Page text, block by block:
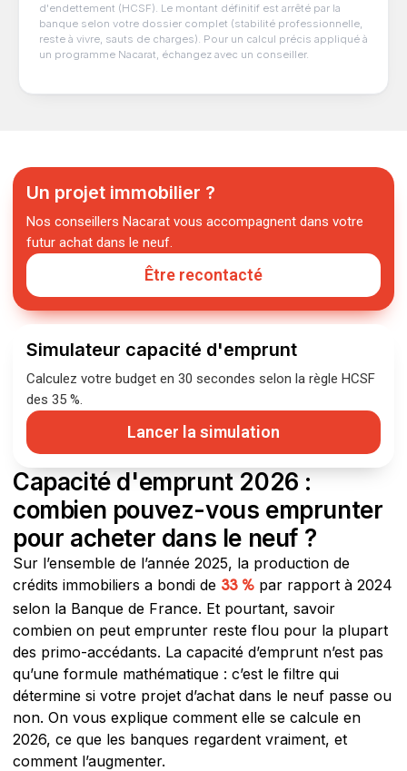
d'endettement (HCSF). Le montant définitif est arrêté par la
banque selon votre dossier complet (stabilité professionnelle,
reste à vivre, sauts de charges). Pour un calcul précis appliqué à
un programme Nacarat, échangez avec un conseiller.
Capacité d'emprunt 2026 :
combien pouvez-vous emprunter
pour acheter dans le neuf ?
Sur l’ensemble de l’année 2025, la production de
crédits immobiliers a bondi de 33 % par rapport à 2024
selon la Banque de France. Et pourtant, savoir
combien on peut emprunter reste flou pour la plupart
des primo-accédants. La capacité d’emprunt n’est pas
qu’une formule mathématique : c’est le filtre qui
détermine si votre projet d’achat dans le neuf passe ou
non. On vous explique comment elle se calcule en
2026, ce que les banques regardent vraiment, et
comment l’augmenter.
Un projet immobilier ?
Nos conseillers Nacarat vous accompagnent dans votre
futur achat dans le neuf.
Être recontacté
Simulateur capacité d'emprunt
Calculez votre budget en 30 secondes selon la règle HCSF
des 35 %.
Lancer la simulation